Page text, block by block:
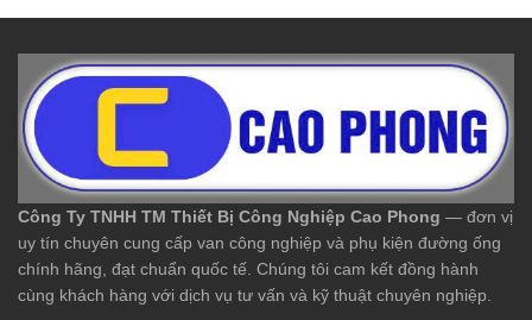
Công Ty TNHH TM Thiết Bị Công Nghiệp Cao Phong — đơn vị
uy tín chuyên cung cấp van công nghiệp và phụ kiện đường ống
chính hãng, đạt chuẩn quốc tế. Chúng tôi cam kết đồng hành
cùng khách hàng với dịch vụ tư vấn và kỹ thuật chuyên nghiệp.